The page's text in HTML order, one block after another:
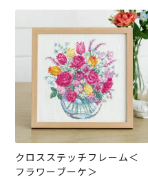
クロスステッチフレーム＜
フラワーブーケ＞